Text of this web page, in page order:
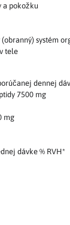
a pokožku
systém
tele
dennej
7500 mg
mg
dávke % RVH*